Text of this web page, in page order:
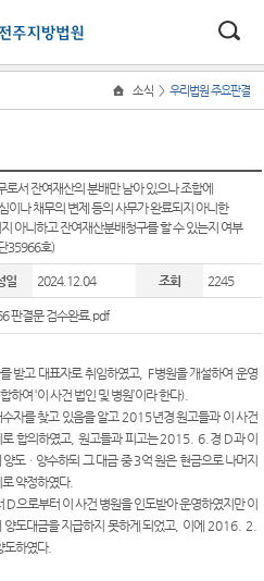
소식 > 우리법원 주요판결
로서 잔여재산의 분배만 남아 있으나 조합에
이나 채무의 변제 등의 사무가 완료되지 아니한
아니하고 잔여재산분배청구를 할 수 있는지 여부
35966호)
일 2024.12.04 조회 2245
판결문 검수완료.pdf
받고 대표자로 취임하였고, F병원을 개설하여 운영
하여‘이 사건 법인 및 병원’이라 한다).
자를 찾고 있음을 알고 2015년경 원고들과 이 사건
합의하였고,원고들과 피고는2015. 6. 경 D과 이
양도ㆍ양수하되 그 대금 중3억 원은 현금으로 나머지
약정하였다.
D으로부터 이 사건 병원을 인도받아 운영하였지만 이
양도대금을 지급하지 못하게 되었고, 이에 2016. 2.
도하였다.